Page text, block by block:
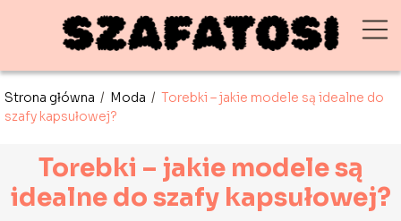
Strona główna / Moda / Torebki – jakie modele są idealne do
szafy kapsułowej?
Torebki – jakie modele są
idealne do szafy kapsułowej?